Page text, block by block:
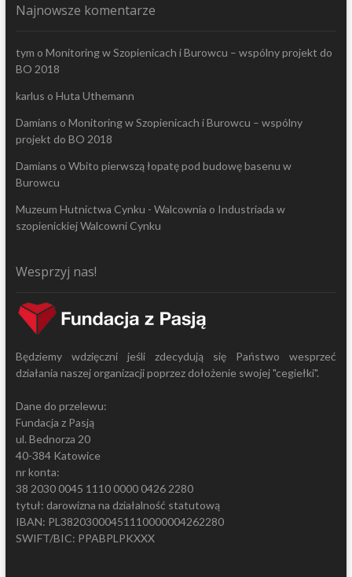
Najnowsze komentarze
tym o Monitoring w Szopienicach i Burowcu – wspólny projekt do
BO 2018
karlus o Huta Uthemann
Damians o Monitoring w Szopienicach i Burowcu – wspólny
projekt do BO 2018
Damians o Wbito pierwszą łopatę pod budowę basenu w
Burowcu
Muzeum Hutnictwa Cynku - Walcownia o Industriada w
szopienickiej Walcowni Cynku
Wesprzyj nas!
Będziemy wdzięczni jeśli zdecydują się Państwo wesprzeć
działania naszej organizacji poprzez dołożenie swojej "cegiełki".
Dane do przelewu:
Fundacja z Pasją
ul. Bednorza 20
40-384 Katowice
nr konta:
38 2030 0045 1110 0000 0426 2280
tytuł: darowizna na działalność statutową
IBAN: PL38203000451110000004262280
SWIFT/BIC: PPABPLPKXXX